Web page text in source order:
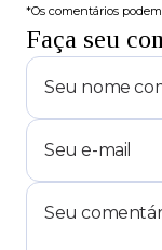
*Os comentários
Faça seu